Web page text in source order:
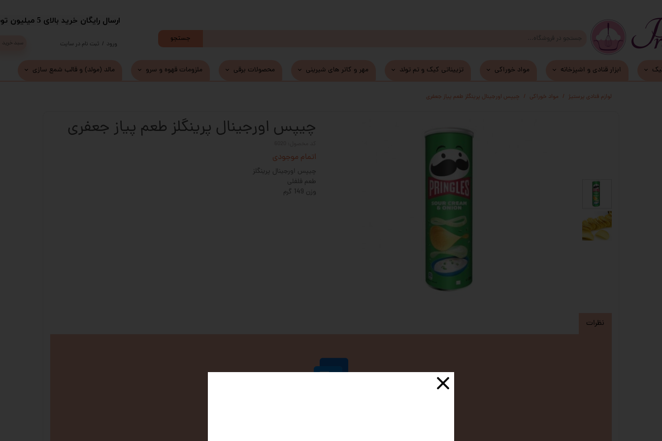
جستجو سبد خرید ورود / ثبت نام در سایت
حساب کاربری من
خروج از حساب کاربری
ابزار قنادی و اشپزخانه مواد خوراکی تزییناتی کیک و تم تولد مهر و کاتر های شیرینی محصولات برقی ملزومات قهوه و سرو مالد (مولد) و قالب شمع سازی
​ارسال رایگان خرید بالای 5 میلیون تومان با پست
لوازم قنادی پرستیژ مواد خوراکی چیپس اورجینال پرینگلز طعم پیاز جعفری
چیپس اورجینال پرینگلز طعم پیاز جعفری
اتمام موجودی
چیپس اورجینال پرینگلز
طعم فلفلی
وزن 149 گرم
نظرات